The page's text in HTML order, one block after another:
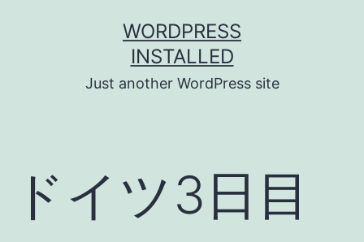
WORDPRESS
INSTALLED
Just another WordPress site
ドイツ3日目